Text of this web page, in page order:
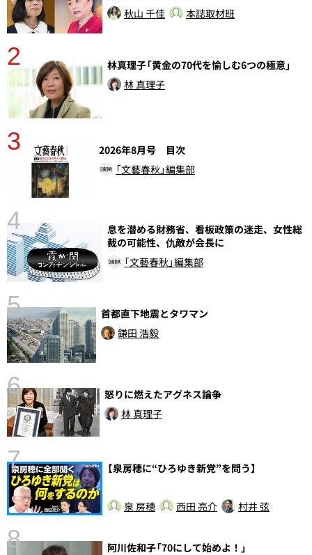
秋山 千佳
本誌取材班
2
林真理子「黄金の70代を愉しむ6つの極意」
林 真理子
3
2026年8月号 目次
「文藝春秋」編集部
4
息を潜める財務省、看板政策の迷走、女性総
裁の可能性、仇敵が会長に
「文藝春秋」編集部
5
首都直下地震とタワマン
鎌田 浩毅
6
怒りに燃えたアグネス論争
林 真理子
7 【泉房穂に“ひろゆき新党”を問う】
泉 房穂 西田 亮介 村井 弦
8
阿川佐和子「70にして始めよ！」